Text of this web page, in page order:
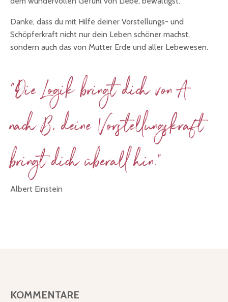
Danke, dass du mit Hilfe deiner Vorstellungs- und
Schöpferkraft nicht nur dein Leben schöner machst,
sondern auch das von Mutter Erde und aller Lebewesen.
"Die Logik bringt dich von A
nach B, deine Vorstellungskraft
bringt dich überall hin."
Albert Einstein
KOMMENTARE